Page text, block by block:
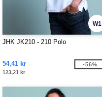
W1
JHK JK210 - 210 Polo
54,41 kr
123,21 kr
-56%